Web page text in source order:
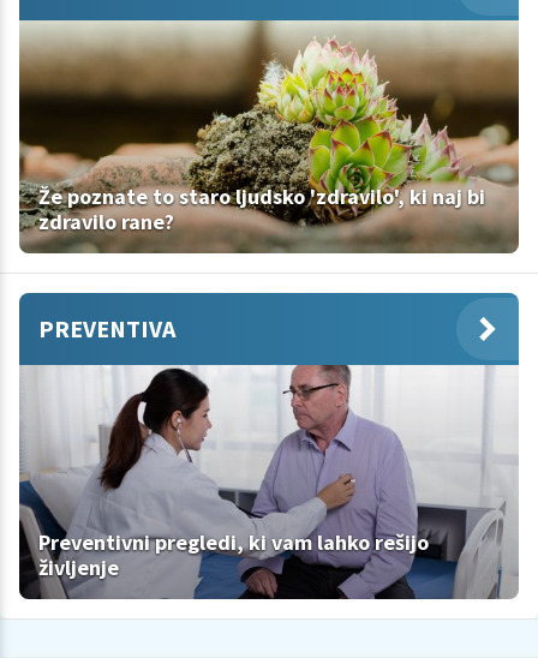
Že poznate to staro ljudsko 'zdravilo', ki naj bi
zdravilo rane?
PREVENTIVA
Preventivni pregledi, ki vam lahko rešijo
življenje